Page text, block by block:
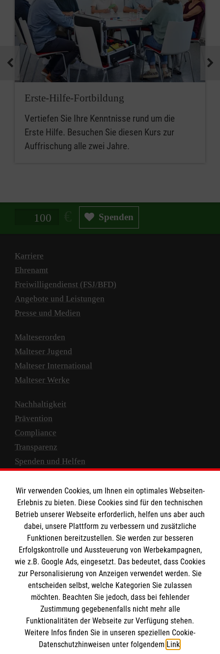
Erste-Hilfe-Fortbildung
Vertiefen Sie Ihre Kenntnisse rund um die
Erste Hilfe. Besuchen Sie diesen Kurs zur
Auffrischung alle zwei Jahre.
Spendenbetrag in Euro Spenden
Karriere
Ehrenamt
Freiwilligendienst (FSJ/BFD)
Angebote und Leistungen
Presse und Medien
Malteserorden
Malteser Jugend
Malteser International
Malteser Werke
Nachhaltigkeit
Prävention
Compliance
Transparenz
Spenden und Helfen
Empfänger: Malteser Hilfsdienst e.V.
IBAN: DE10 3706 0120 1201 2000 12
BIC: GENODED 1PA7
Newsletter abonnieren
Wir verwenden Cookies, um Ihnen ein optimales Webseiten-
Erlebnis zu bieten. Diese Cookies sind für den technischen
Betrieb unserer Webseite erforderlich, helfen uns aber auch
dabei, unsere Plattform zu verbessern und zusätzliche
Funktionen bereitzustellen. Sie werden zur besseren
Erfolgskontrolle und Aussteuerung von Werbekampagnen,
wie z.B. Google Ads, eingesetzt. Das bedeutet, dass Cookies
zur Personalisierung von Anzeigen verwendet werden. Sie
entscheiden selbst, welche Kategorien Sie zulassen
möchten. Beachten Sie jedoch, dass bei fehlender
Zustimmung gegebenenfalls nicht mehr alle
Funktionalitäten der Webseite zur Verfügung stehen.
Weitere Infos finden Sie in unseren speziellen Cookie-
Datenschutzhinweisen unter folgendem Link.